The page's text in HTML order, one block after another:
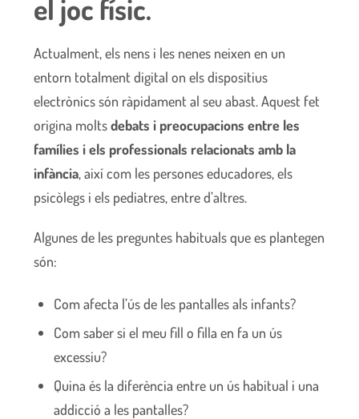
el joc físic.
Actualment, els nens i les nenes neixen en un
entorn totalment digital on els dispositius
electrònics són ràpidament al seu abast. Aquest fet
origina moltsdebats i preocupacions entre les
famílies i els professionals relacionats amb la
infància, així com les persones educadores, els
psicòlegs i els pediatres, entre d’altres.
Algunes de les preguntes habituals que es plantegen
són:
Com afecta l’ús de les pantalles als infants?
Com saber si el meu fill o filla en fa un ús
excessiu?
Quina és la diferència entre un ús habitual i una
addicció a les pantalles?